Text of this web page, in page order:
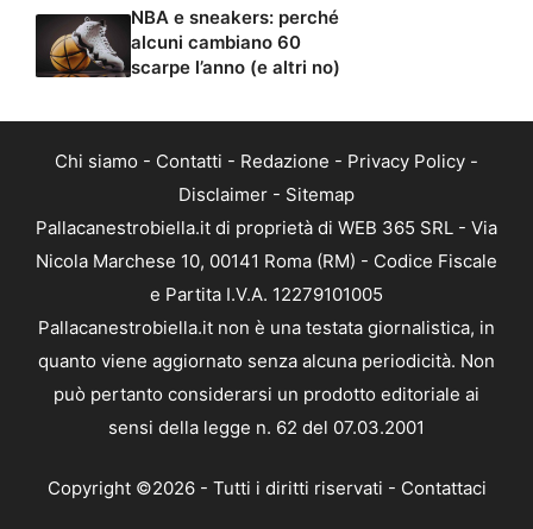
NBA e sneakers: perché
alcuni cambiano 60
scarpe l’anno (e altri no)
Chi siamo - Contatti - Redazione - Privacy Policy -
Disclaimer - Sitemap
Pallacanestrobiella.it di proprietà di WEB 365 SRL - Via
Nicola Marchese 10, 00141 Roma (RM) - Codice Fiscale
e Partita I.V.A. 12279101005
Pallacanestrobiella.it non è una testata giornalistica, in
quanto viene aggiornato senza alcuna periodicità. Non
può pertanto considerarsi un prodotto editoriale ai
sensi della legge n. 62 del 07.03.2001
Copyright ©2026 - Tutti i diritti riservati - Contattaci